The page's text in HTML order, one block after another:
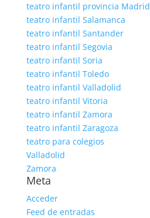
teatro infantil provincia Madrid
teatro infantil Salamanca
teatro infantil Santander
teatro infantil Segovia
teatro infantil Soria
teatro infantil Toledo
teatro infantil Valladolid
teatro infantil Vitoria
teatro infantil Zamora
teatro infantil Zaragoza
teatro para colegios
Valladolid
Zamora
Meta
Acceder
Feed de entradas